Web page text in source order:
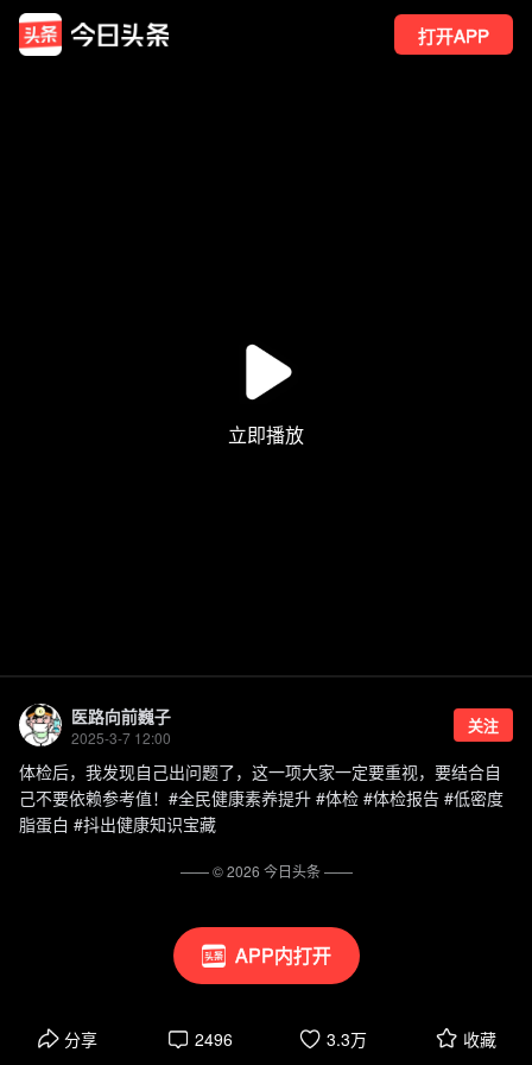
打开APP
APP内打开
医路向前巍子
2025-3-7 12:00
关注
体检后，我发现自己出问题了，这一项大家一定要重视，要结合自
己不要依赖参考值！#全民健康素养提升 #体检 #体检报告 #低密度
脂蛋白 #抖出健康知识宝藏
分享 2496 3.3万 收藏
—— ©2026 今日头条——